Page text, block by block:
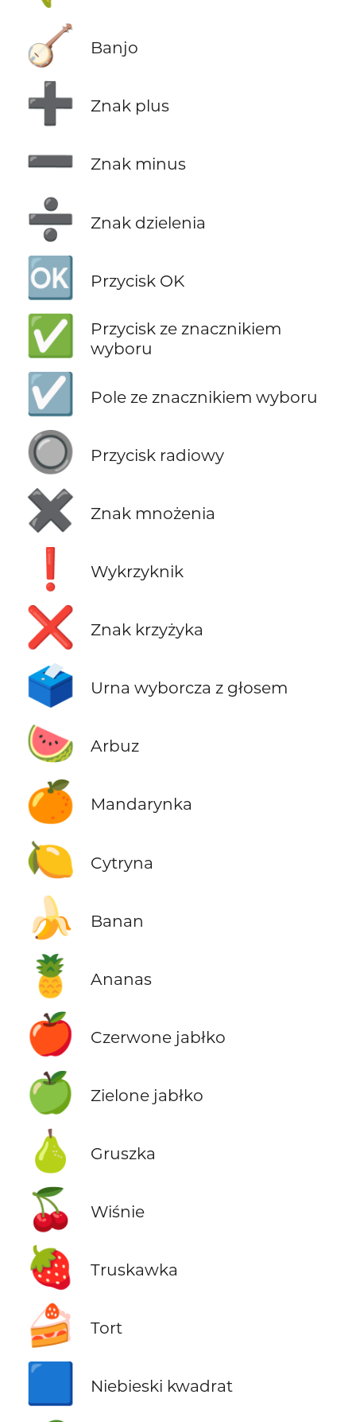
🪕
Banjo
➕ Znak plus
➖ Znak minus
➗ Znak dzielenia
🆗 Przycisk OK
✅
Przycisk ze znacznikiem
wyboru
☑️ Pole ze znacznikiem wyboru
🔘 Przycisk radiowy
✖️ Znak mnożenia
❗ Wykrzyknik
❌ Znak krzyżyka
🗳️ Urna wyborcza z głosem
🍉 Arbuz
🍊 Mandarynka
🍋 Cytryna
🍌 Banan
🍍 Ananas
🍎 Czerwone jabłko
🍏 Zielone jabłko
🍐 Gruszka
🍒 Wiśnie
🍓 Truskawka
🍰 Tort
🟦 Niebieski kwadrat